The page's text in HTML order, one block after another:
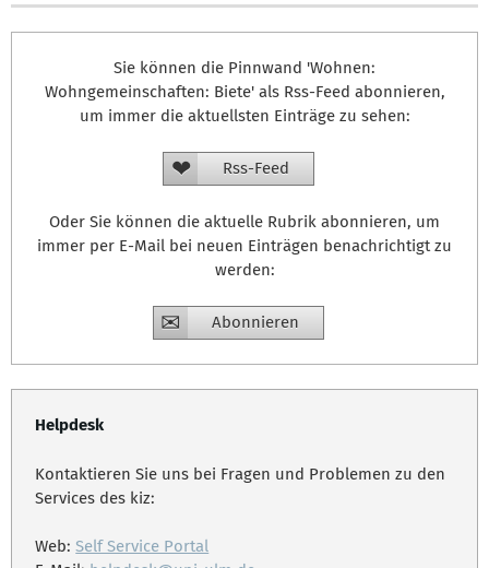
Sie können die Pinnwand 'Wohnen:
Wohngemeinschaften: Biete' als Rss-Feed abonnieren,
um immer die aktuellsten Einträge zu sehen:
Rss-Feed
Oder Sie können die aktuelle Rubrik abonnieren, um
immer per E-Mail bei neuen Einträgen benachrichtigt zu
werden:
Abonnieren
Helpdesk
Kontaktieren Sie uns bei Fragen und Problemen zu den
Services des kiz:
Web:Self Service Portal